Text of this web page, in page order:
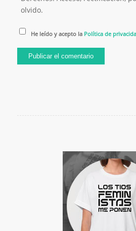
olvido.
He leído y acepto la Política de